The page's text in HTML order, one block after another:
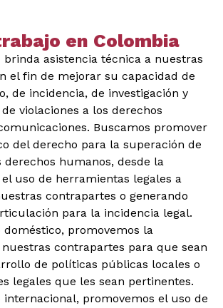
en Colombia
brinda asistencia técnica a nuestras
el fin de mejorar su capacidad de
de incidencia, de investigación y
violaciones a los derechos
Buscamos promover
del derecho para la superación de
derechos humanos, desde la
uso de herramientas legales a
contrapartes o generando
para la incidencia legal.
doméstico, promovemos la
contrapartes para que sean
de políticas públicas locales o
legales que les sean pertinentes.
internacional, promovemos el uso de